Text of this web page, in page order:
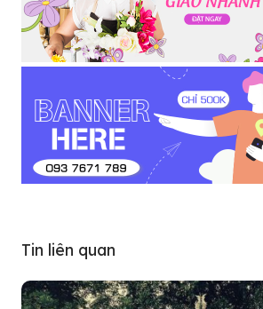
Tin liên quan